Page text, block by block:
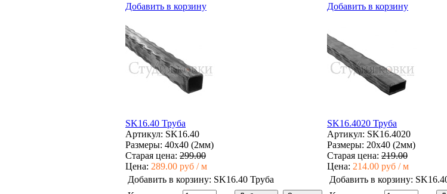
Добавить в корзину
Добавить в корзину
SK16.40 Труба
Артикул: SK16.40
Размеры: 40x40 (2мм)
Старая цена: 299.00
Цена: 289.00 руб / м
Добавить в корзину: SK16.40 Труба
SK16.4020 Труба
Артикул: SK16.4020
Размеры: 20x40 (2мм)
Старая цена: 219.00
Цена: 214.00 руб / м
Добавить в корзину: